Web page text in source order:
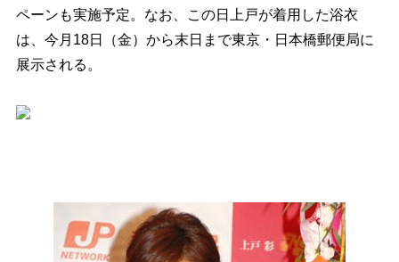
ペーンも実施予定。なお、この日上戸が着用した浴衣
は、今月18日（金）から末日まで東京・日本橋郵便局に
展示される。